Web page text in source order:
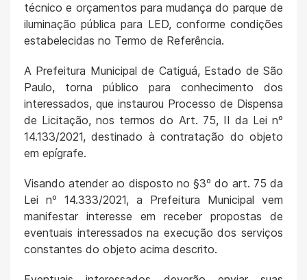
técnico e orçamentos para mudança do parque de
iluminação pública para LED, conforme condições
estabelecidas no Termo de Referência.
A Prefeitura Municipal de Catiguá, Estado de São
Paulo, torna público para conhecimento dos
interessados, que instaurou Processo de Dispensa
de Licitação, nos termos do Art. 75, II da Lei nº
14.133/2021, destinado à contratação do objeto
em epígrafe.
Visando atender ao disposto no §3º do art. 75 da
Lei nº 14.333/2021, a Prefeitura Municipal vem
manifestar interesse em receber propostas de
eventuais interessados na execução dos serviços
constantes do objeto acima descrito.